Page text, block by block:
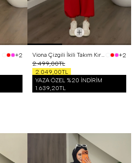
+2
Viona Çizgili İkili Takım Kırmızı
+2
2.499,00TL
2.049,00TL
YAZA ÖZEL %20 İNDİRİM
1.639,20TL